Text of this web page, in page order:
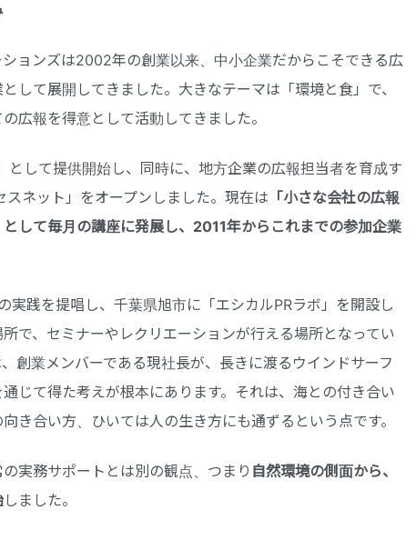
ョンズは2002年の創業以来、中小企業だからこそできる広
して展開してきました。大きなテーマは「環境と食」で、
広報を得意として活動してきました。
して提供開始し、同時に、地方企業の広報担当者を育成す
スネット」をオープンしました。現在は 「小さな会社の広報
して毎月の講座に発展し、 2011年からこれまでの参加企業
践を提唱し、千葉県旭市に「エシカルPRラボ」を開設し
で、セミナーやレクリエーションが行える場所となってい
創業メンバーである現社長が、長きに渡るウインドサーフ
じて得た考えが根本にあります。それは、海との付き合い
き合い方、ひいては人の生き方にも通ずるという点です。
実務サポートとは別の観点、つまり 自然環境の側面から、
しました。